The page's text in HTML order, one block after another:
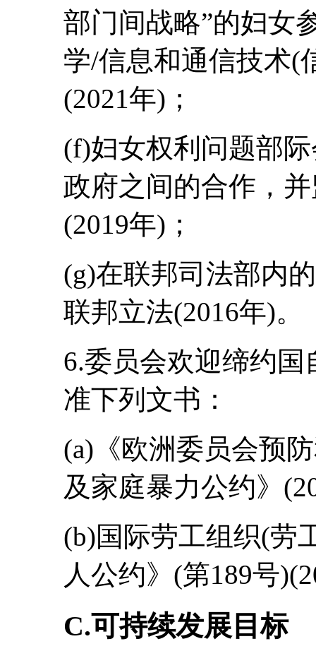
部门间战略”的妇女
学/信息和通信技术(
(2021年)；
(f)妇女权利问题部
政府之间的合作，
(2019年)；
(g)在联邦司法部内
联邦立法(2016年)。
6.委员会欢迎缔约
准下列文书：
(a)《欧洲委员会预
及家庭暴力公约》
(b)国际劳工组织(劳
人公约》(第189号
C.可持续发展目标